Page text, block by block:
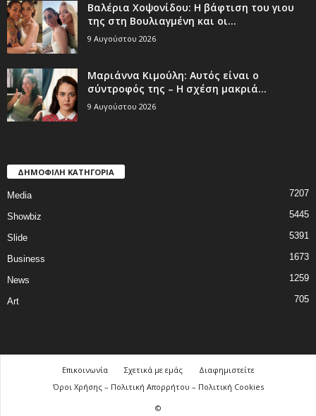
Βαλέρια Χοψονίδου: Η βάφτιση του γιου
της στη Βουλιαγμένη και οι...
9 Αυγούστου 2026
Μαριάννα Κιμούλη: Αυτός είναι ο
σύντροφός της – Η σχέση μακριά...
9 Αυγούστου 2026
ΔΗΜΟΦΙΛΗ ΚΑΤΗΓΟΡΙΑ
Media 7207
Showbiz 5445
Slide 5391
Business 1673
News 1259
Art 705
Επικοινωνία Σχετικά με εμάς
Διαφημιστείτε
Όροι Χρήσης – Πολιτική Απορρήτου – Πολιτική Cookies
©